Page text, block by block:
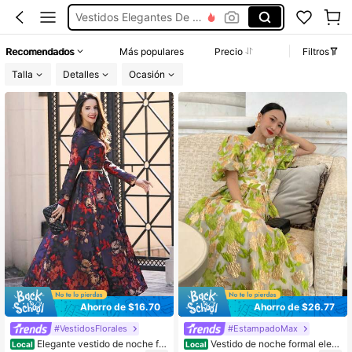
Vestidos De Novia
Vestidos Elegantes Para Fiesta De Gala
Recomendados Más populares Precio
Filtros
Talla
Detalles Ocasión
Ahorro de $16.70
#VestidosFlorales
Local Elegante vestido de noche for
Ahorro de $26.77
#EstampadoMax
Local Vestido de noche formal eleg